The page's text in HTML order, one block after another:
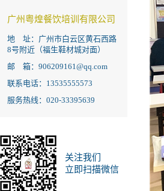
广州粤煌餐饮培训有限公司
地 址：广州市白云区黄石西路
8号附近（福生鞋材城对面）
邮 箱：906209161@qq.com
联系电话：13535555573
服务热线：020-33395639
关注我们
立即扫描微信